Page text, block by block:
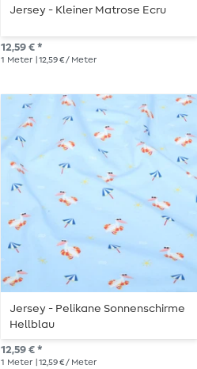
Jersey - Kleiner Matrose Ecru
12,59 € *
1 Meter | 12,59 € / Meter
Jersey - Pelikane Sonnenschirme
Hellblau
12,59 € *
1 Meter | 12,59 € / Meter